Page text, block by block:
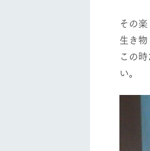
その
生き
この
い。